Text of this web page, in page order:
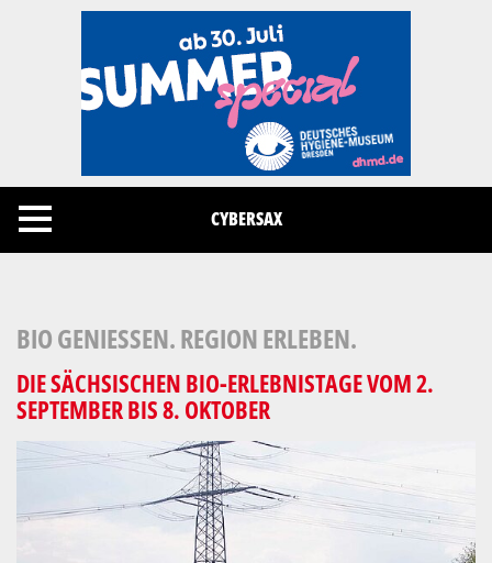
CYBERSAX
BIO GENIESSEN. REGION ERLEBEN.
DIE SÄCHSISCHEN BIO-ERLEBNISTAGE VOM 2.
SEPTEMBER BIS 8. OKTOBER
Cookies management panel